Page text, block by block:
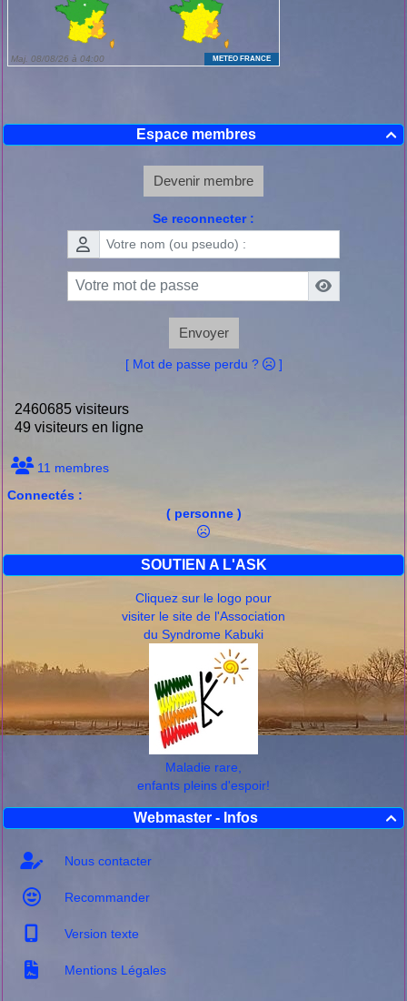

Espace membres
Devenir membre
Se reconnecter :
Envoyer
[ Mot de passe perdu ? ]
2460685 visiteurs
49 visiteurs en ligne
11 membres
Connectés :
( personne )
SOUTIEN A L'ASK
Cliquez sur le logo pour
visiter le site de l'Association
du Syndrome Kabuki
Maladie rare,
enfants pleins d'espoir!

Webmaster - Infos
Nous contacter
Recommander
Version texte
Mentions Légales